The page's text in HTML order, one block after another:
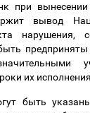
при
вывод
нарушения,
их
быть